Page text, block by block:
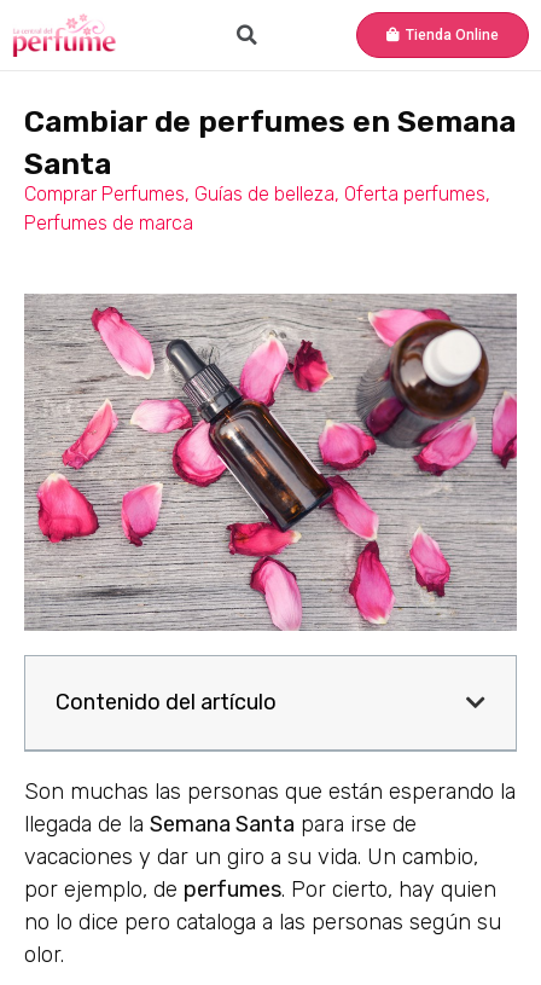
Tienda Online
Cambiar de perfumes en Semana
Santa
Comprar Perfumes, Guías de belleza, Oferta perfumes,
Perfumes de marca
Contenido del artículo
Son muchas las personas que están esperando la
llegada de la Semana Santa para irse de
vacaciones y dar un giro a su vida. Un cambio,
por ejemplo, de perfumes. Por cierto, hay quien
no lo dice pero cataloga a las personas según su
olor.